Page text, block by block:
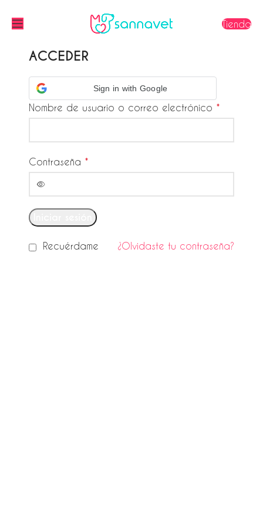
Tienda
ACCEDER
Sign in with Google
Nombre de usuario o correo electrónico *
Contraseña *
¿Olvidaste tu contraseña?
Recuérdame